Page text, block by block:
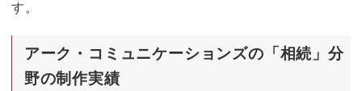
す。
アーク・コミュニケーションズの「相続」分
野の制作実績